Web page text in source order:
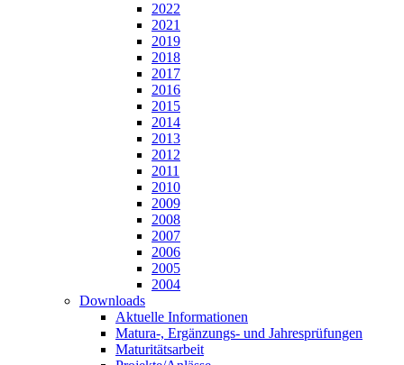
2022
2021
2019
2018
2017
2016
2015
2014
2013
2012
2011
2010
2009
2008
2007
2006
2005
2004
Downloads
Aktuelle Informationen
Matura-, Ergänzungs- und Jahresprüfungen
Maturitätsarbeit